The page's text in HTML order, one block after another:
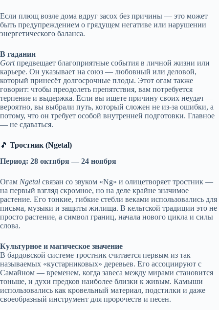
Если плющ возле дома вдруг засох без причины — это может
быть предупреждением о грядущем негативе или нарушении
энергетического баланса.
В гадании
Gortпредвещает благоприятные события в личной жизни или
карьере. Он указывает на союз — любовный или деловой,
который принесёт долгосрочные плоды. Этот огам также
говорит: чтобы преодолеть препятствия, вам потребуется
терпение и выдержка. Если вы ищете причину своих неудач —
вероятно, вы выбрали путь, который сложен не из-за ошибки, а
потому, что он требует особой внутренней подготовки. Главное
— не сдаваться.
🎵 Тростник (Ngetal)
Период: 28 октября — 24 ноября
Огам Ngetal связан со звуком «Ng» и олицетворяет тростник —
на первый взгляд скромное, но на деле крайне значимое
растение. Его тонкие, гибкие стебли веками использовались для
письма, музыки и защиты жилища. В кельтской традиции это не
просто растение, а символ границ, начала нового цикла и силы
слова.
Культурное и магическое значение
В бардовской системе тростник считается первым из так
называемых «кустарниковых» деревьев. Его ассоциируют с
Самайном — временем, когда завеса между мирами становится
тоньше, и духи предков наиболее близки к живым. Камыши
использовались как кровельный материал, подстилки и даже
своеобразный инструмент для пророчеств и песен.